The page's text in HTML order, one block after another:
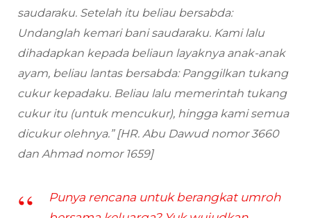
saudaraku. Setelah itu beliau bersabda:
Undanglah kemari bani saudaraku. Kami lalu
dihadapkan kepada beliaun layaknya anak-anak
ayam, beliau lantas bersabda: Panggilkan tukang
cukur kepadaku. Beliau lalu memerintah tukang
cukur itu (untuk mencukur), hingga kami semua
dicukur olehnya.” [HR. Abu Dawud nomor 3660
dan Ahmad nomor 1659]
Punya rencana untuk berangkat umroh